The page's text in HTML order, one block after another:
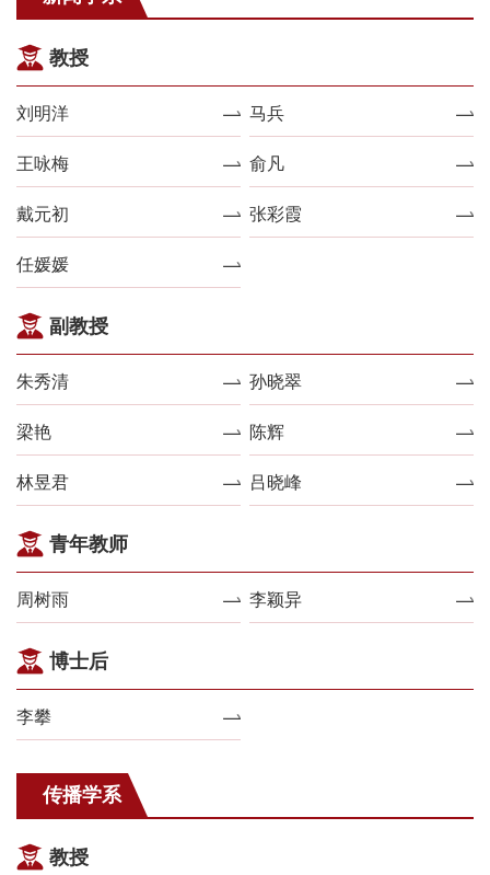
教授
刘明洋 马兵
王咏梅 俞凡
戴元初 张彩霞
任媛媛
副教授
朱秀清 孙晓翠
梁艳 陈辉
林昱君 吕晓峰
青年教师
周树雨 李颖异
博士后
李攀
传播学系
教授